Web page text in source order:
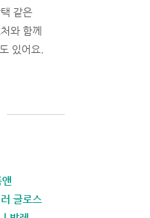
같은
와 함께
있어요.
글로스